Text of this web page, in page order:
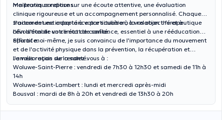
meilleures conditions.
Ma pratique repose sur une écoute attentive, une évaluation
clinique rigoureuse et un accompagnement personnalisé. Chaque
traitement est adapté à votre situation, à vos objectifs et à
l'évolution de votre état de santé.
J'accorde une importance particulière à la relation thérapeutique
afin d'établir un climat de confiance, essentiel à une rééducation
efficace.
Sportif moi-même, je suis convaincu de l'importance du mouvement
et de l'activité physique dans la prévention, la récupération et
l'amélioration de la santé.
Je vous reçois sur rendez-vous à :
Woluwe-Saint-Pierre : vendredi de 7h30 à 12h30 et samedi de 11h à
14h
Woluwe-Saint-Lambert : lundi et mercredi après-midi
Bousval : mardi de 8h à 20h et vendredi de 13h30 à 20h